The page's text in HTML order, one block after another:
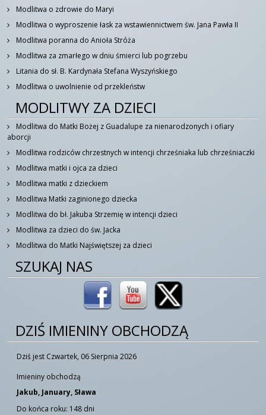
Modlitwa o zdrowie do Maryi
Modlitwa o wyproszenie łask za wstawiennictwem św. Jana Pawła II
Modlitwa poranna do Anioła Stróża
Modlitwa za zmarłego w dniu śmierci lub pogrzebu
Litania do sł. B. Kardynała Stefana Wyszyńskiego
Modlitwa o uwolnienie od przekleństw
MODLITWY ZA DZIECI
Modlitwa do Matki Bożej z Guadalupe za nienarodzonych i ofiary
aborcji
Modlitwa rodziców chrzestnych w intencji chrześniaka lub chrześniaczki
Modlitwa matki i ojca za dzieci
Modlitwa matki z dzieckiem
Modlitwa Matki zaginionego dziecka
Modlitwa do bł. Jakuba Strzemię w intencji dzieci
Modlitwa za dzieci do św. Jacka
Modlitwa do Matki Najświętszej za dzieci
SZUKAJ NAS
DZIŚ IMIENINY OBCHODZĄ
Dziś jest Czwartek, 06 Sierpnia 2026
Imieniny obchodzą
Jakub, January, Sława
Do końca roku: 148 dni